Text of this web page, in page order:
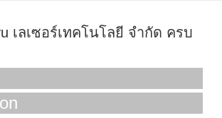
เลเซอร์เทคโนโลยี จำกัด ครบ